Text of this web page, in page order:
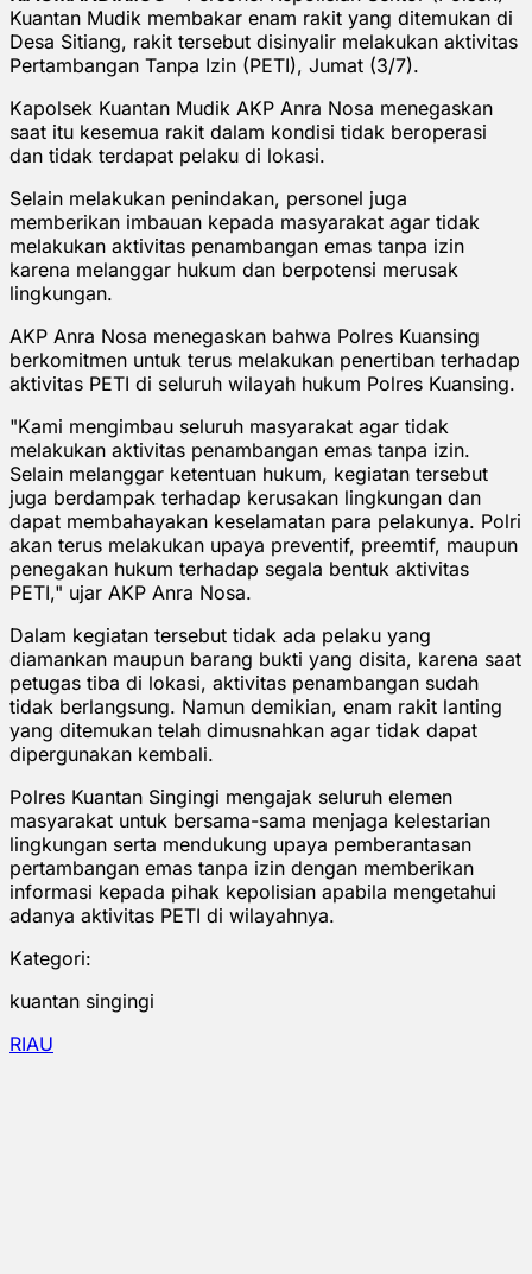
Kuantan Mudik membakar enam rakit yang ditemukan di
Desa Sitiang, rakit tersebut disinyalir melakukan aktivitas
Pertambangan Tanpa Izin (PETI), Jumat (3/7).
Kapolsek Kuantan Mudik AKP Anra Nosa menegaskan
saat itu kesemua rakit dalam kondisi tidak beroperasi
dan tidak terdapat pelaku di lokasi.
Selain melakukan penindakan, personel juga
memberikan imbauan kepada masyarakat agar tidak
melakukan aktivitas penambangan emas tanpa izin
karena melanggar hukum dan berpotensi merusak
lingkungan.
AKP Anra Nosa menegaskan bahwa Polres Kuansing
berkomitmen untuk terus melakukan penertiban terhadap
aktivitas PETI di seluruh wilayah hukum Polres Kuansing.
"Kami mengimbau seluruh masyarakat agar tidak
melakukan aktivitas penambangan emas tanpa izin.
Selain melanggar ketentuan hukum, kegiatan tersebut
juga berdampak terhadap kerusakan lingkungan dan
dapat membahayakan keselamatan para pelakunya. Polri
akan terus melakukan upaya preventif, preemtif, maupun
penegakan hukum terhadap segala bentuk aktivitas
PETI," ujar AKP Anra Nosa.
Dalam kegiatan tersebut tidak ada pelaku yang
diamankan maupun barang bukti yang disita, karena saat
petugas tiba di lokasi, aktivitas penambangan sudah
tidak berlangsung. Namun demikian, enam rakit lanting
yang ditemukan telah dimusnahkan agar tidak dapat
dipergunakan kembali.
Polres Kuantan Singingi mengajak seluruh elemen
masyarakat untuk bersama-sama menjaga kelestarian
lingkungan serta mendukung upaya pemberantasan
pertambangan emas tanpa izin dengan memberikan
informasi kepada pihak kepolisian apabila mengetahui
adanya aktivitas PETI di wilayahnya.
Kategori:
kuantan singingi
RIAU